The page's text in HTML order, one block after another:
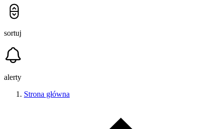
sortuj
alerty
Strona główna